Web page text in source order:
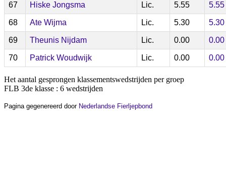
67 Hiske Jongsma Lic. 5.55 5.55
68 Ate Wijma Lic. 5.30 5.30
69 Theunis Nijdam Lic. 0.00 0.00
70 Patrick Woudwijk Lic. 0.00 0.00
Het aantal gesprongen klassementswedstrijden per groep
FLB 3de klasse : 6 wedstrijden
Pagina gegenereerd door Nederlandse Fierljepbond